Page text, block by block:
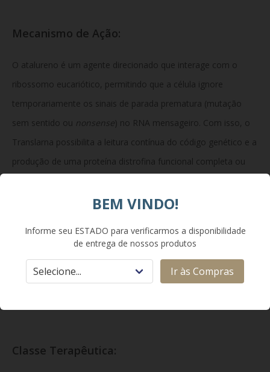
Mecanismo de Ação:
O atalureno é um agente direcionado que interage com o
ribossomo eucariótico, permitindo que a célula ignore
temporariamente os sinais de parada prematura (mutação
sem sentido ou nonsense) no RNA mensageiro. Com isso, o
Translarna possibilita a leitura contínua do código genético e a
produção de uma proteína distrofina funcional completa ou
Composição:
Cada envelope contém 250 mg de atalureno. Excipientes:
manitol, crospovidona, hipromelose, estearato de magnésio,
Classe Terapêutica:
BEM VINDO!
Informe seu ESTADO para verificarmos a disponibilidade
de entrega de nossos produtos
Ir às Compras